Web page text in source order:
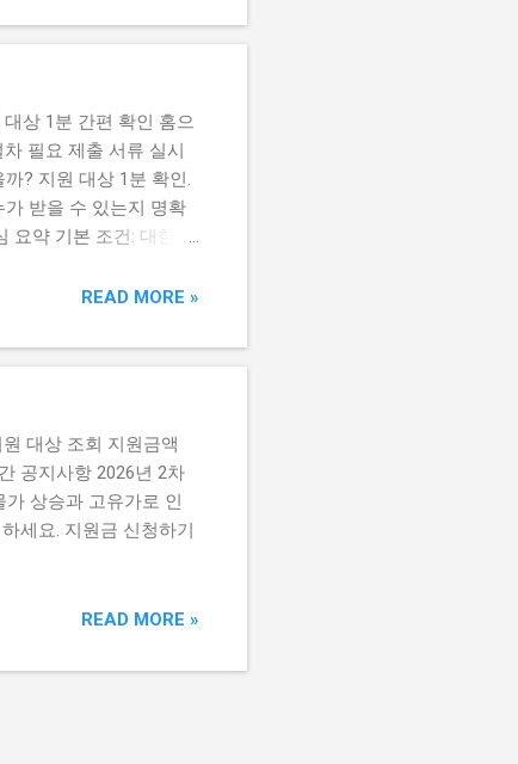
상 1분 간편 확인 홈으
필요 제출 서류 실시
? 지원 대상 1분 확인.
가 받을 수 있는지 명확
요약 기본 조건: 대한민
간에 소급 ...READ MORE »
대상 조회 지원금액
공지사항 2026년 2차
상승과 고유가로 인
세요. 지원금 신청하기
READ MORE »